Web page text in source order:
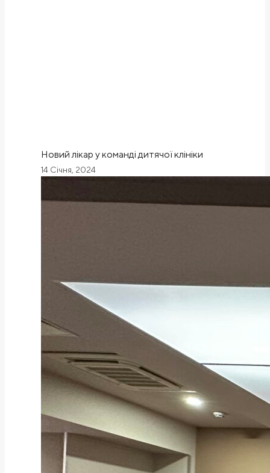
Новий лікар у команді дитячої клініки
14 Січня, 2024